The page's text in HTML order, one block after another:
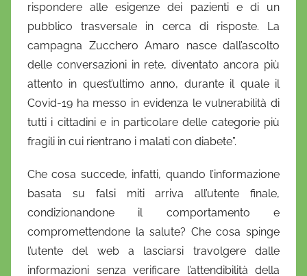
rispondere alle esigenze dei pazienti e di un
pubblico trasversale in cerca di risposte. La
campagna Zucchero Amaro nasce dall’ascolto
delle conversazioni in rete, diventato ancora più
attento in quest’ultimo anno, durante il quale il
Covid-19 ha messo in evidenza le vulnerabilità di
tutti i cittadini e in particolare delle categorie più
fragili in cui rientrano i malati con diabete”.
Che cosa succede, infatti, quando l’informazione
basata su falsi miti arriva all’utente finale,
condizionandone il comportamento e
compromettendone la salute? Che cosa spinge
l’utente del web a lasciarsi travolgere dalle
informazioni senza verificare l’attendibilità della